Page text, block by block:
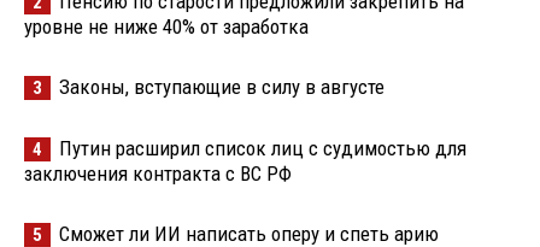
уровне не ниже 40% от заработка
3 Законы, вступающие в силу в августе
4
Путин расширил список лиц с судимостью для
заключения контракта с ВС РФ
5 Сможет ли ИИ написать оперу и спеть арию